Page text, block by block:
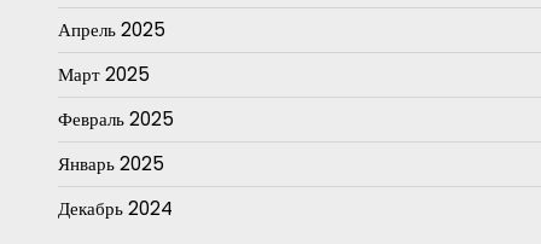
Апрель 2025
Март 2025
Февраль 2025
Январь 2025
Декабрь 2024